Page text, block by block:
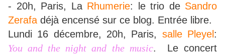
- 20h, Paris, La Rhumerie: le trio de Sandro
Zerafa déjà encensé sur ce blog. Entrée libre.
Lundi 16 décembre, 20h, Paris, salle Pleyel :
You and the night and the music. Le concert